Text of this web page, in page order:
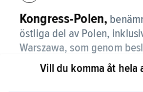
Kongress-Polen,
östliga del av Polen,
Warszawa, som genom
Wienkongressen 1815 kom
Ryssland fram till 1917.
Vill du komma åt hela